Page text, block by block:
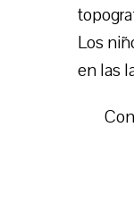
Los
en las